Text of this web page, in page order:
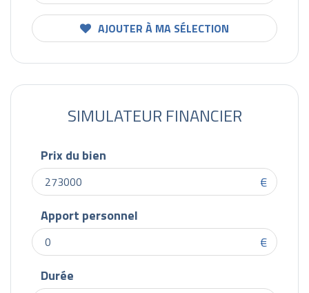
AJOUTER À MA SÉLECTION
SIMULATEUR FINANCIER
Prix du bien
€
Apport personnel
€
Durée